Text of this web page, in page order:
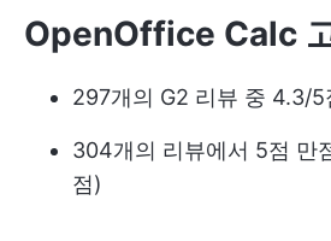
OpenOffice Calc
297개의 G2 리뷰 중 4.3/5
304개의 리뷰에서 5점 만
점)